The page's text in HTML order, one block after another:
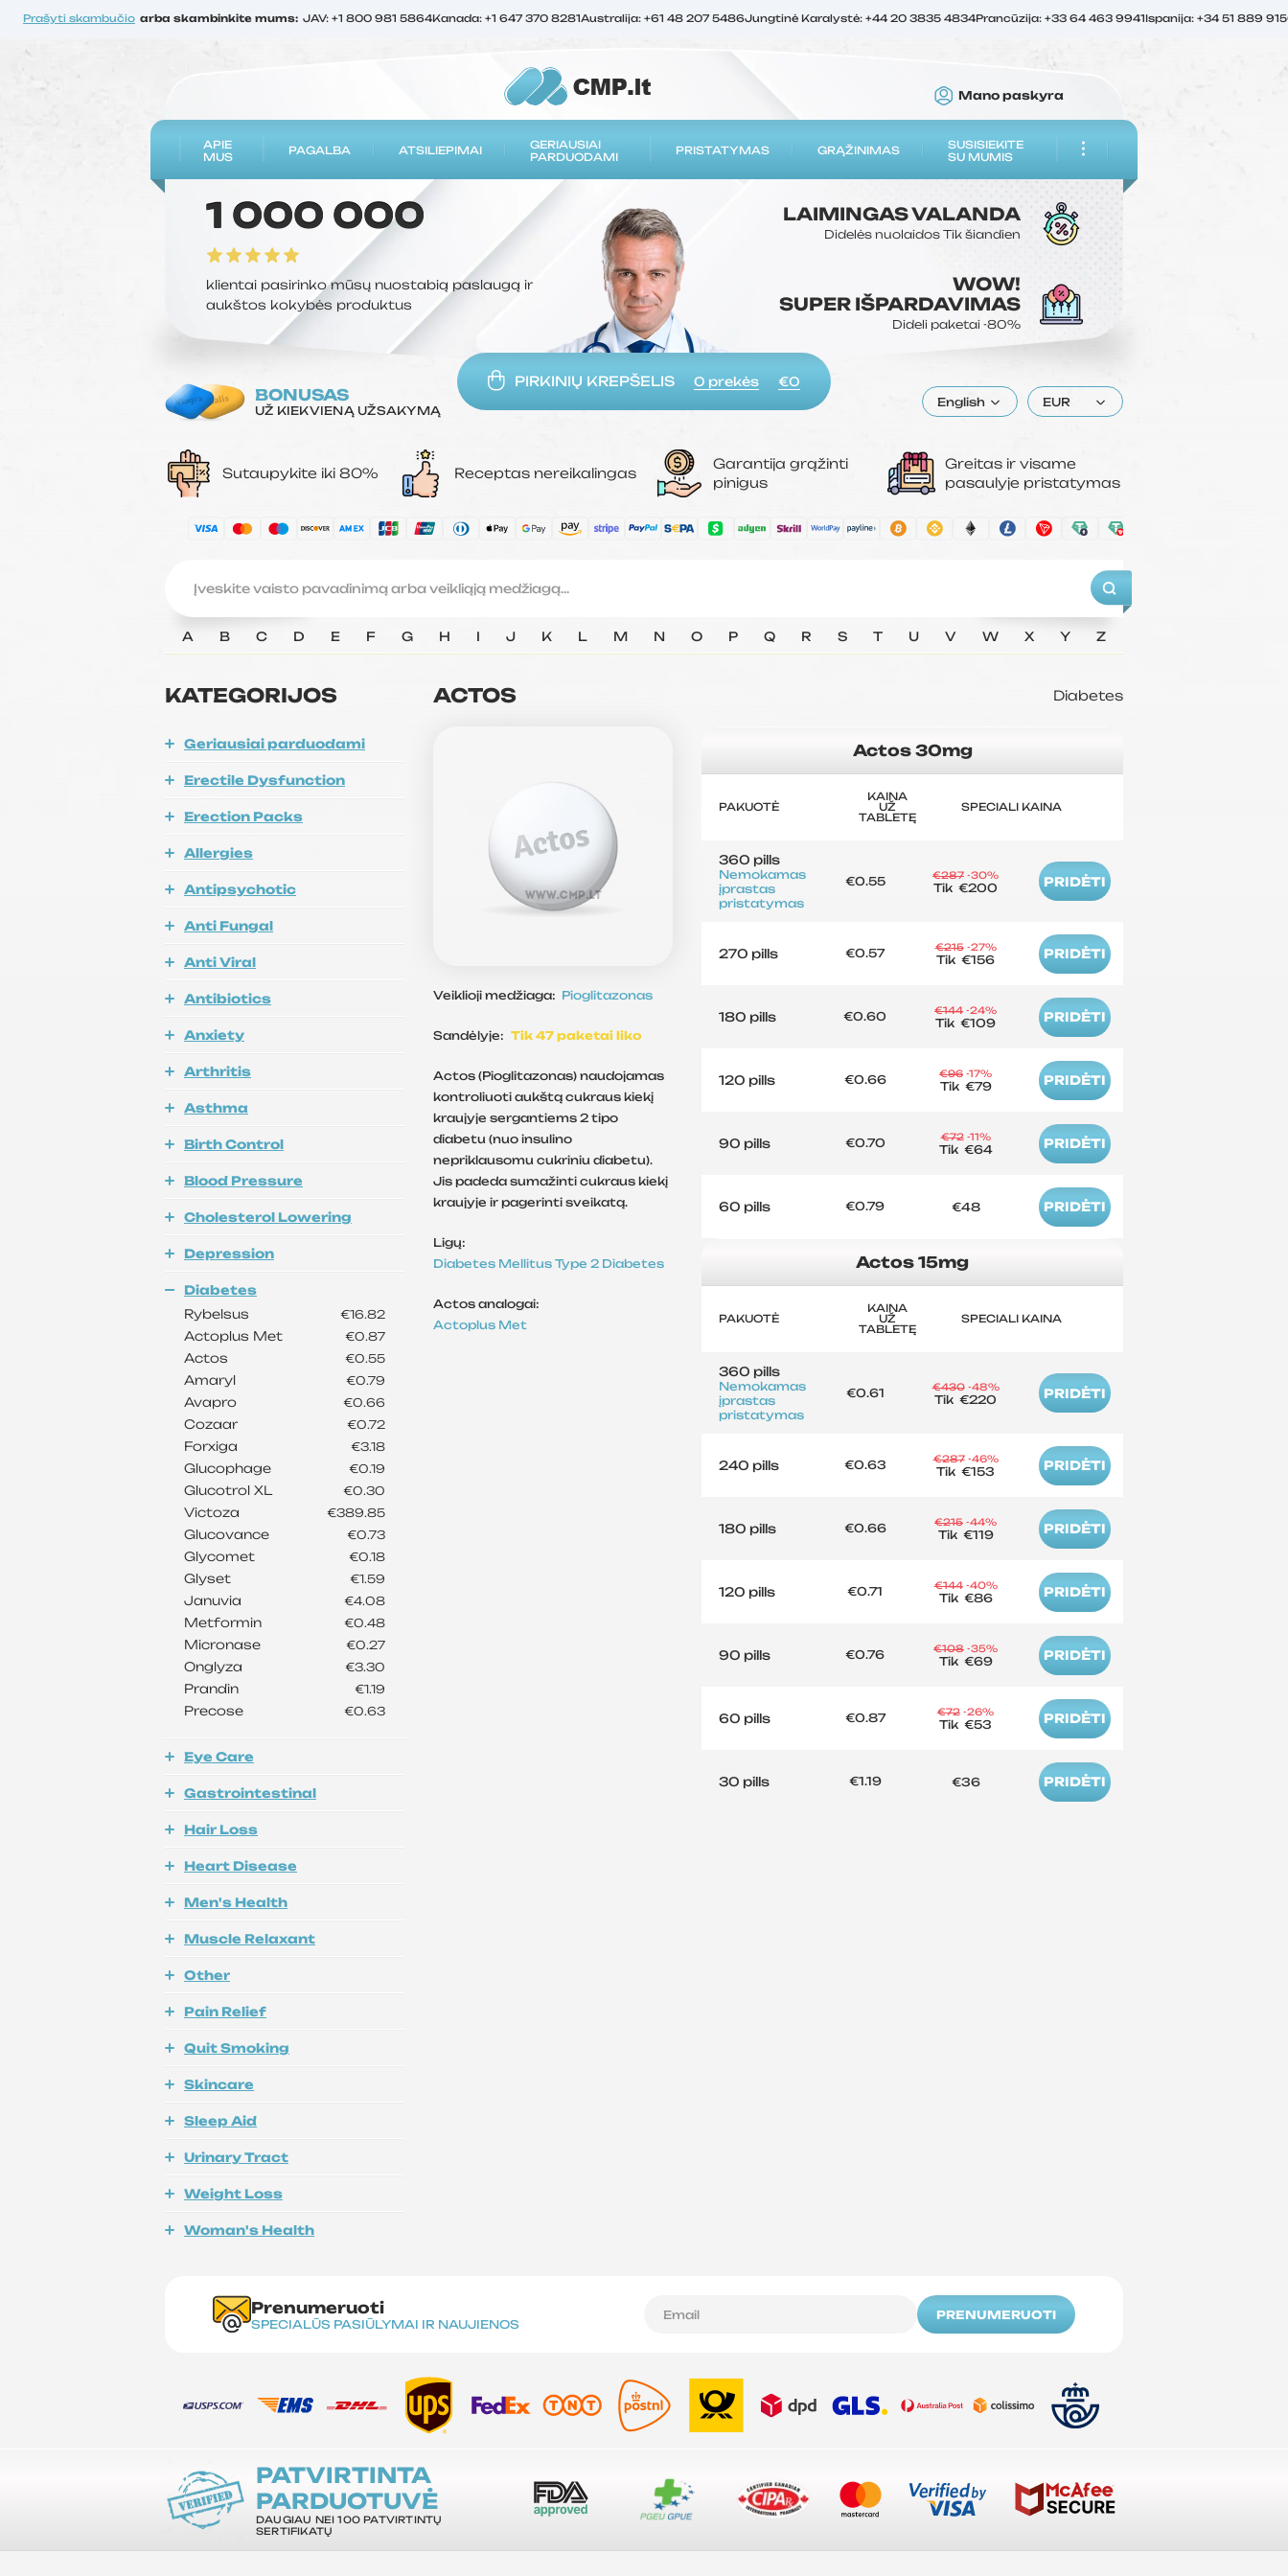
Prašyti skambučio arba skambinkite mums: JAV: +1 800 981 5864Kanada: +1 647 370 8281Australija: +61 48 207 5486Jungtinė Karalystė: +44 20 3835 4834Prancūzija: +33 64 463 9941Ispanija: +34 51 889
Mano paskyra
APIE
MUS
PAGALBA ATSILIEPIMAI
GERIAUSIAI
PARDUODAMI
PRISTATYMAS GRĄŽINIMAS
SUSISIEKITE
SU MUMIS
1 000 000
klientai pasirinko mūsų nuostabią paslaugą ir
aukštos kokybės produktus
LAIMINGASVALANDA
Didelės nuolaidos Tik šiandien
WOW!
SUPER IŠPARDAVIMAS
Dideli paketai -80%
PIRKINIŲ KREPŠELIS 0 prekės €0
BONUSAS
UŽ KIEKVIENĄ UŽSAKYMĄ
English EUR
Sutaupykite iki 80% Receptas nereikalingas
Garantija grąžinti
pinigus
Greitas ir visame
pasaulyje pristatymas
A B C D E F G H I J K L M N O P Q R S T U V W X Y Z
KATEGORIJOS
Geriausiai parduodami
Erectile Dysfunction
Erection Packs
Allergies
Antipsychotic
Anti Fungal
Anti Viral
Antibiotics
Anxiety
Arthritis
Asthma
Birth Control
Blood Pressure
Cholesterol Lowering
Depression
Diabetes
Rybelsus
€16.82
Actoplus Met €0.87
Actos €0.55
Amaryl €0.79
Avapro €0.66
Cozaar €0.72
Forxiga €3.18
Glucophage €0.19
Glucotrol XL €0.30
Victoza €389.85
Glucovance €0.73
Glycomet €0.18
Glyset €1.59
Januvia €4.08
Metformin €0.48
Micronase €0.27
Onglyza €3.30
Prandin €1.19
Precose €0.63
Eye Care
Gastrointestinal
Hair Loss
Heart Disease
Men's Health
Muscle Relaxant
Other
Pain Relief
Quit Smoking
Skincare
Sleep Aid
Urinary Tract
Weight Loss
Woman's Health
ACTOS Diabetes
Veiklioji medžiaga: Pioglitazonas
Sandėlyje: Tik 47 paketai liko
Actos (Pioglitazonas) naudojamas
kontroliuoti aukštą cukraus kiekį
kraujyje sergantiems 2 tipo
diabetu (nuo insulino
nepriklausomu cukriniu diabetu).
Jis padeda sumažinti cukraus kiekį
kraujyje ir pagerinti sveikatą.
Ligų:
Diabetes Mellitus Type 2 Diabetes
Actos analogai:
Actoplus Met
Actos 30mg
PAKUOTĖ
KAINA
UŽ
TABLETĘ
SPECIALI KAINA
360 pills
Nemokamas
įprastas
pristatymas
€0.55 €287 -30%
Tik €200 PRIDĖTI
270 pills €0.57 €215 -27%
Tik €156 PRIDĖTI
180 pills €0.60 €144 -24%
Tik €109 PRIDĖTI
120 pills €0.66 €96 -17%
Tik €79 PRIDĖTI
90 pills €0.70 €72 -11%
Tik €64 PRIDĖTI
60 pills €0.79 €48 PRIDĖTI
Actos 15mg
PAKUOTĖ
KAINA
UŽ
TABLETĘ
SPECIALI KAINA
360 pills
Nemokamas
įprastas
pristatymas
€0.61 €430 -48%
Tik €220 PRIDĖTI
240 pills €0.63 €287 -46%
Tik €153 PRIDĖTI
180 pills €0.66 €215 -44%
Tik €119 PRIDĖTI
120 pills €0.71 €144 -40%
Tik €86 PRIDĖTI
90 pills €0.76 €108 -35%
Tik €69 PRIDĖTI
60 pills €0.87 €72 -26%
Tik €53 PRIDĖTI
30 pills €1.19 €36 PRIDĖTI
Prenumeruoti
SPECIALŪS PASIŪLYMAI IR NAUJIENOS
PRENUMERUOTI
PATVIRTINTA
PARDUOTUVĖ
DAUGIAU NEI 100 PATVIRTINTŲ
SERTIFIKATŲ